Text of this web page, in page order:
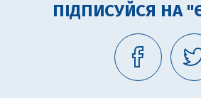
ПІДПИСУЙСЯ НА